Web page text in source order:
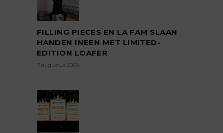
FILLING PIECES EN LA FAM SLAAN
HANDEN INEEN MET LIMITED-
EDITION LOAFER
7 augustus 2026